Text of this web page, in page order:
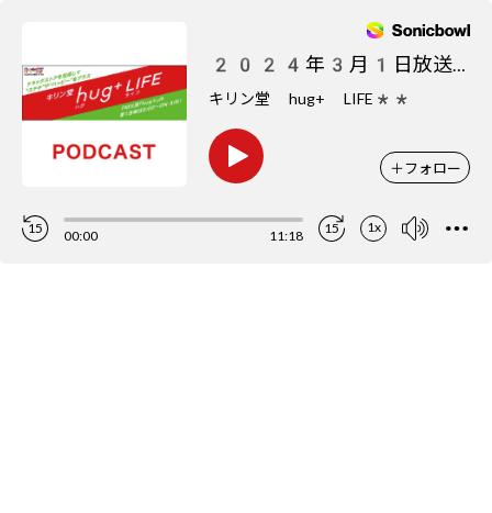
2024年3月1日放送分
キリン堂 hug+ LIFE**
＋フォロー
15 00:00 11:18 15 1x